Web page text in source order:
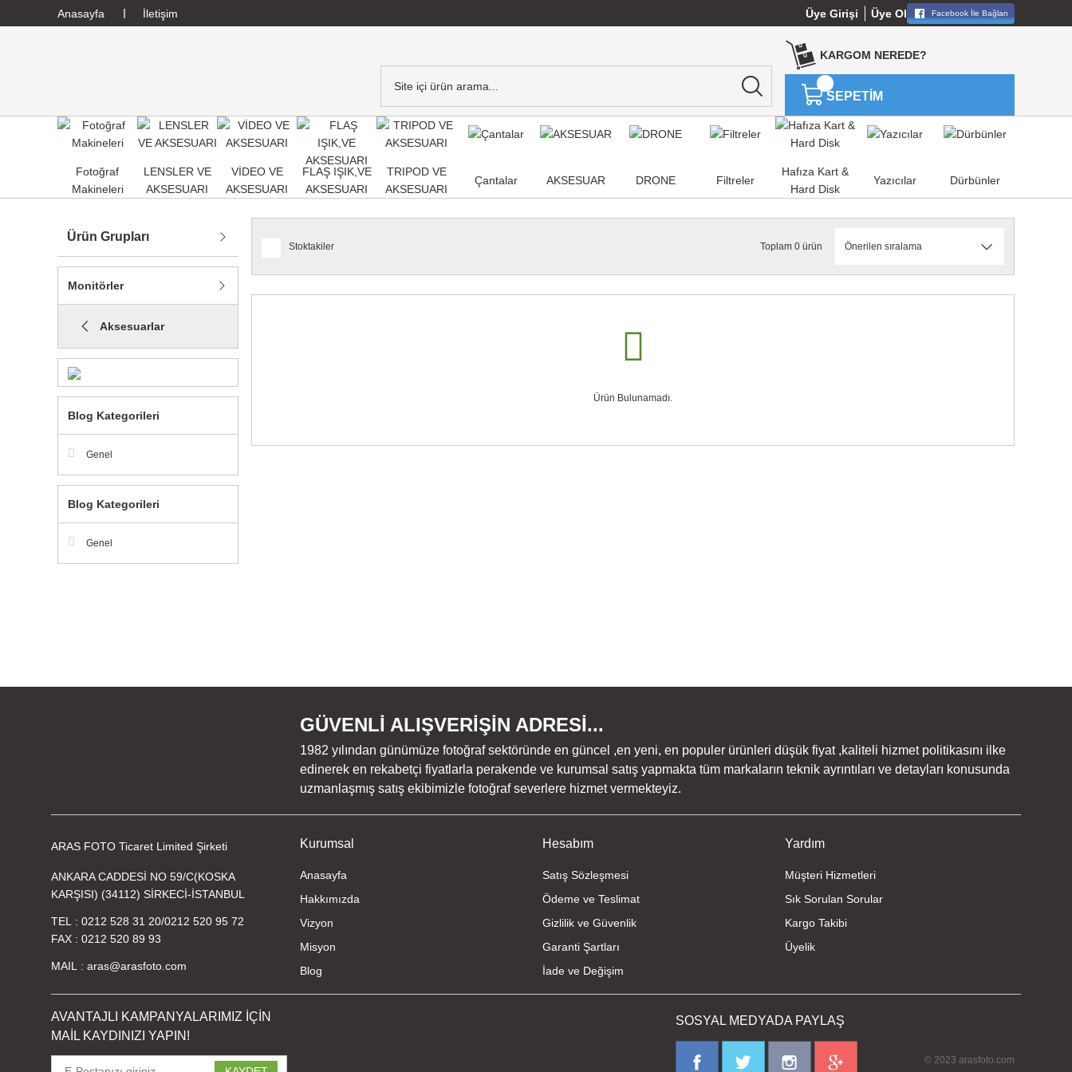
Anasayfa İletişim Üye Girişi Üye Ol Facebook İle Bağlan
KARGOM NEREDE?
SEPETİM
Fotoğraf
Makineleri
LENSLER VE
AKSESUARI
VİDEO VE
AKSESUARI
FLAŞ IŞIK,VE
AKSESUARI
TRIPOD VE
AKSESUARI
Çantalar AKSESUAR DRONE Filtreler
Hafıza Kart &
Hard Disk
Yazıcılar Dürbünler
Ürün Grupları
Monitörler
Aksesuarlar
Blog Kategorileri
Genel
Blog Kategorileri
Genel
Stoktakiler Toplam 0 ürün
Ürün Bulunamadı.
GÜVENLİ ALIŞVERİŞİN ADRESİ...
1982 yılından günümüze fotoğraf sektöründe en güncel ,en yeni, en populer ürünleri düşük fiyat ,kaliteli hizmet politikasını ilke
edinerek en rekabetçi fiyatlarla perakende ve kurumsal satış yapmakta tüm markaların teknik ayrıntıları ve detayları konusunda
uzmanlaşmış satış ekibimizle fotoğraf severlere hizmet vermekteyiz.
ARAS FOTO Ticaret Limited Şirketi
ANKARA CADDESİ NO 59/C(KOSKA
KARŞISI) (34112) SİRKECİ-İSTANBUL
TEL 0212 528 31 20/0212 520 95 72
FAX
0212 520 89 93
MAIL aras@arasfoto.com
Kurumsal
Anasayfa
Hakkımızda
Vizyon
Misyon
Blog
Hesabım
Satış Sözleşmesi
Ödeme ve Teslimat
Gizlilik ve Güvenlik
Garanti Şartları
İade ve Değişim
Yardım
Müşteri Hizmetleri
Sık Sorulan Sorular
Kargo Takibi
Üyelik
AVANTAJLI KAMPANYALARIMIZ İÇİN
MAİL KAYDINIZI YAPIN!
SOSYAL MEDYADA PAYLAŞ
© 2023 arasfoto.com